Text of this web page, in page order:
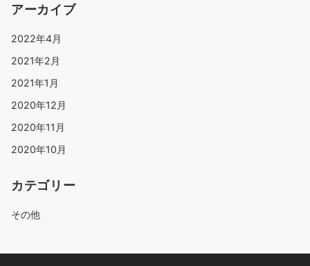
アーカイブ
2022年4月
2021年2月
2021年1月
2020年12月
2020年11月
2020年10月
カテゴリー
その他